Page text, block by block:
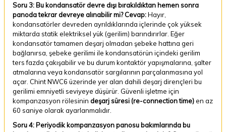
Soru 3: Bu kondansatör devre dışı bırakıldıktan hemen sonra
panoda tekrar devreye alınabilir mi?Cevap:Hayır,
kondansatörler devreden ayrıldıklarında içlerinde çok yüksek
miktarda statik elektriksel yük (gerilim) barındırırlar. Eğer
kondansatör tamamen deşarj olmadan şebeke hattına geri
bağlanırsa, şebeke gerilimi ile kondansatörün içindeki gerilim
ters fazda çakışabilir ve bu durum kontaktör yapışmalarına, şalter
atmalarına veya kondansatör sargılarının parçalanmasına yol
açar. Chint NWC6 üzerinde yer alan dahili deşarj dirençleri bu
gerilimi emniyetli seviyeye düşürür. Güvenli işletme için
kompanzasyon rölesinin deşarj süresi (re-connection time)en az
60 saniye olarak ayarlanmalıdır.
Soru 4: Periyodik kompanzasyon panosu bakımlarında bu